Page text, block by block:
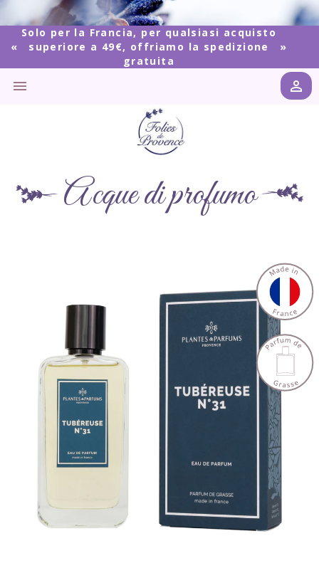
Solo per la Francia, per qualsiasi acquisto
superiore a 49€, offriamo la spedizione
gratuita
 
Acque di profumo